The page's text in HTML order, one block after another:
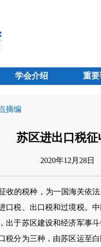
学会介绍 重
摘编
苏区进出口税
2020年12月28日
收的税种，为一国海关依
口税、出口税和过境税。
出于苏区建设和经济军事
税分为三种，由苏区运至